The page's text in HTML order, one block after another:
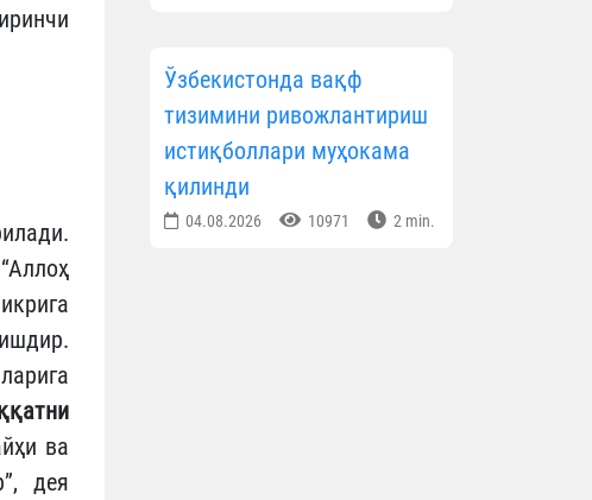
ва
дея
Ўзбекистонда вақф
тизимини ривожлантириш
истиқболлари муҳокама
қилинди
04.08.2026 10971 2 min.